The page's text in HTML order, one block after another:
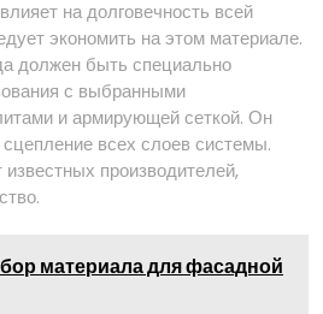
на долговечность всей
экономить на этом материале.
должен быть специально
с выбранными
и армирующей сеткой. Он
всех слоев системы.
производителей,
материала для фасадной